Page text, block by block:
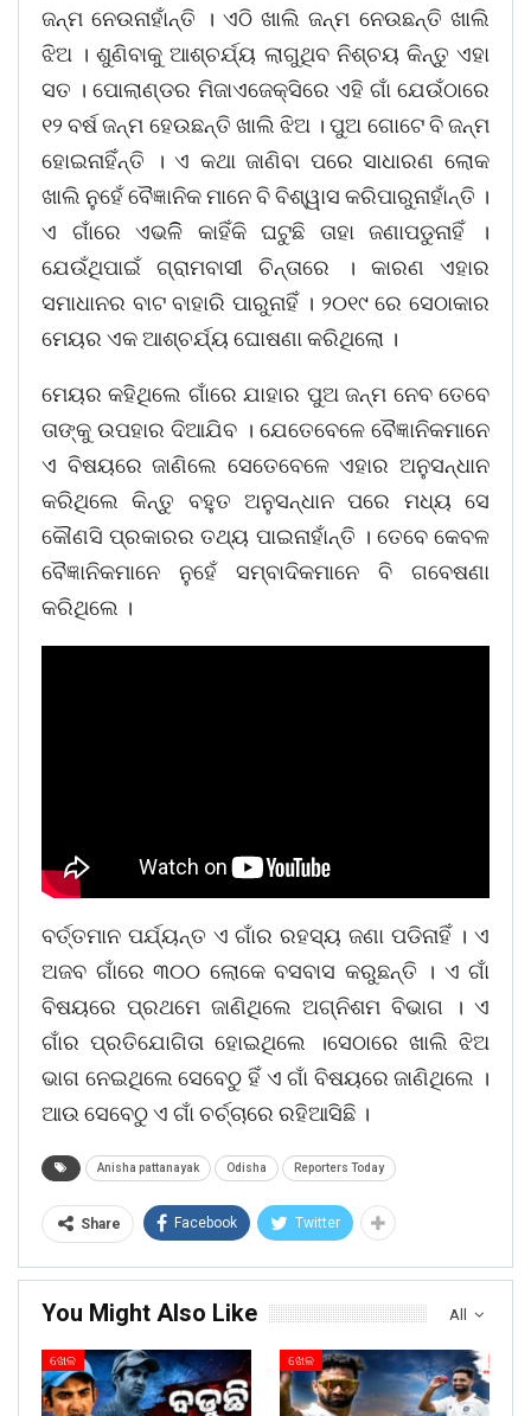
ଜନ୍ମ ନେଉନାହାଁନ୍ତି । ଏଠି ଖାଲି ଜନ୍ମ ନେଉଛନ୍ତି ଖାଲି
ଝିଅ । ଶୁଣିବାକୁ ଆଶ୍ଚର୍ଯ୍ୟ ଲାଗୁଥିବ ନିଶ୍ଚୟ କିନ୍ତୁ ଏହା
ସତ । ପୋଲାଣ୍ଡର ମିଜାଏଜେକ୍ସିରେ ଏହି ଗାଁ ଯେଉଁଠାରେ
୧୨ ବର୍ଷ ଜନ୍ମ ହେଉଛନ୍ତି ଖାଲି ଝିଅ । ପୁଅ ଗୋଟେ ବି ଜନ୍ମ
ହୋଇନାହିଁନ୍ତି । ଏ କଥା ଜାଣିବା ପରେ ସାଧାରଣ ଲୋକ
ଖାଲି ନୁହେଁ ବୈଜ୍ଞାନିକ ମାନେ ବି ବିଶ୍ୱାସ କରିପାରୁନାହାଁନ୍ତି ।
ଏ ଗାଁରେ ଏଭଳିି କାହିଁକି ଘଟୁଛି ତାହା ଜଣାପଡୁନାହିଁ ।
ଯେଉଁଥିପାଇଁ ଗ୍ରାମବାସୀ ଚିନ୍ତାରେ । କାରଣ ଏହାର
ସମାଧାନର ବାଟ ବାହାରି ପାରୁନାହିଁ । ୨୦୧୯ ରେ ସେଠାକାର
ମେୟର ଏକ ଆଶ୍ଚର୍ଯ୍ୟ ଘୋଷଣା କରିଥିଲୋ ।
ମେୟର କହିଥିଲେ ଗାଁରେ ଯାହାର ପୁଅ ଜନ୍ମ ନେବ ତେବେ
ତାଙ୍କୁ ଉପହାର ଦିଆଯିବ । ଯେତେବେଳେ ବୈଜ୍ଞାନିକମାନେ
ଏ ବିଷୟରେ ଜାଣିଲେ ସେତେବେଳେ ଏହାର ଅନୁସନ୍ଧାନ
କରିଥିଲେ କିନ୍ତୁ ବହୁତ ଅନୁସନ୍ଧାନ ପରେ ମଧ୍ୟ ସେ
କୌଣସି ପ୍ରକାରର ତଥ୍ୟ ପାଇନାହାଁନ୍ତି । ତେବେ କେବଳ
ବୈଜ୍ଞାନିକମାନେ ନୁହେଁ ସମ୍ବାଦିକମାନେ ବି ଗବେଷଣା
କରିଥିଲେ ।
ବର୍ତ୍ତମାନ ପର୍ଯ୍ୟନ୍ତ ଏ ଗାଁର ରହସ୍ୟ ଜଣା ପଡିନାହିଁ । ଏ
ଅଜବ ଗାଁରେ ୩୦୦ ଲୋକେ ବସବାସ କରୁଛନ୍ତି । ଏ ଗାଁ
ବିଷୟରେ ପ୍ରଥମେ ଜାଣିଥିଲେ ଅଗ୍ନିଶମ ବିଭାଗ । ଏ
ଗାଁର ପ୍ରତିଯୋଗିତା ହୋଇଥିଲେ ।ସେଠାରେ ଖାଲି ଝିଅ
ଭାଗ ନେଇଥିଲେ ସେବେଠୁ ହିଁ ଏ ଗାଁ ବିଷୟରେ ଜାଣିଥିଲେ ।
ଆଉ ସେବେଠୁ ଏ ଗାଁ ଚର୍ଚ୍ଚାରେ ରହିଆସିଛି ।
Anisha pattanayak Odisha Reporters Today
Share Facebook Twitter
All
You Might Also Like
ଖେଳ ଖେଳ